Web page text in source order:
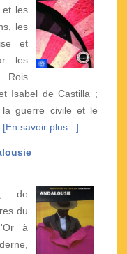
et les
les
et
les
Isabel de Castilla ;
la guerre civile et le
[En savoir plus...]
de
du
à